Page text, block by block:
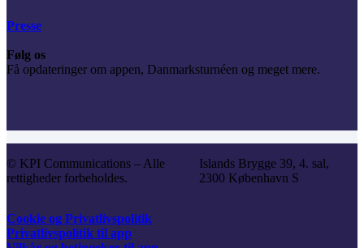
Presse
Følg os
Få opdateringer om appen, Danmarksturnéen og meget mere.
© KPI Communications – Alle
rettigheder forbeholdes.
Islands Brygge 39, 4. sal,
2300 København S
Cookie og Privatlivspolitik
Privatlivspolitik til app